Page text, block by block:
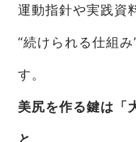
運動指針や実践資
“続けられる仕組
す。
美尻を作る鍵は「
と